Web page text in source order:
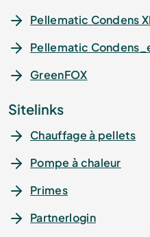
Pellematic Condens
Pellematic
GreenFOX
Sitelinks
Chauffage à pellets
Pompe à chaleur
Primes
Partnerlogin